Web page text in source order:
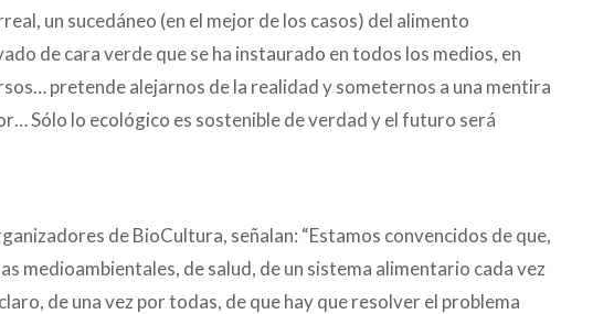
un sucedáneo (en el mejor de los casos) del alimento
de cara verde que se ha instaurado en todos los medios, en
pretende alejarnos de la realidad y someternos a una mentira
Sólo lo ecológico es sostenible de verdad y el futuro será
de BioCultura, señalan: “Estamos convencidos de que,
medioambientales, de salud, de un sistema alimentario cada vez
de una vez por todas, de que hay que resolver el problema